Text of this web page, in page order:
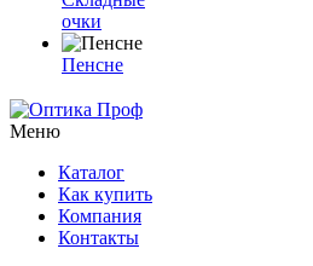
очки
Пенсне
Меню
Каталог
Как купить
Компания
Контакты